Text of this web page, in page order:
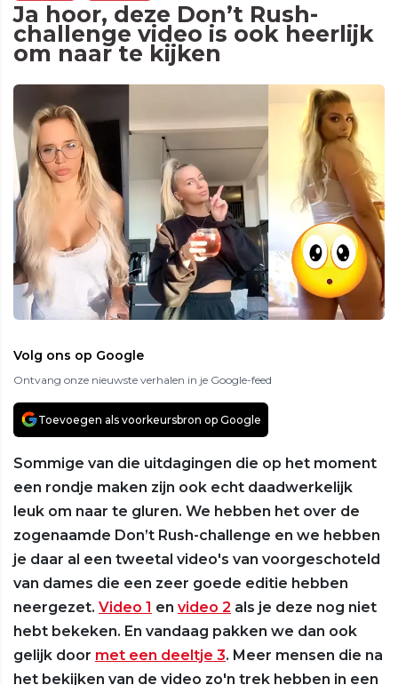
Ja hoor, deze Don’t Rush-
challenge video is ook heerlijk
om naar te kijken
Volg ons op Google
Ontvang onze nieuwste verhalen in je Google-feed
Toevoegen als voorkeursbron op Google
Sommige van die uitdagingen die op het moment
een rondje maken zijn ook echt daadwerkelijk
leuk om naar te gluren. We hebben het over de
zogenaamde Don’t Rush-challenge en we hebben
je daar al een tweetal video's van voorgeschoteld
van dames die een zeer goede editie hebben
neergezet. Video 1 en video 2 als je deze nog niet
hebt bekeken. En vandaag pakken we dan ook
gelijk door met een deeltje 3. Meer mensen die na
het bekijken van de video zo'n trek hebben in een